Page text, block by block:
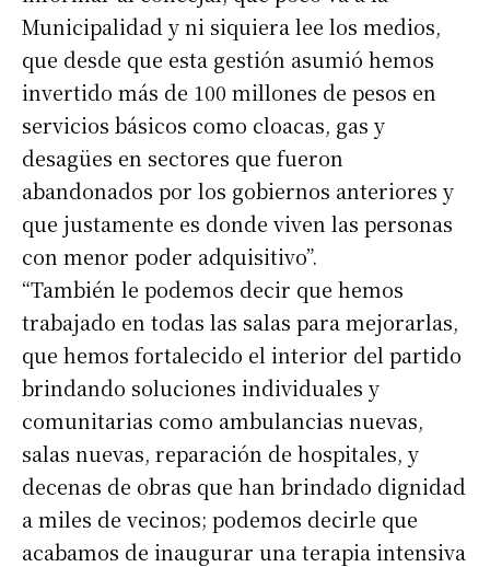
Municipalidad y ni siquiera lee los medios,
que desde que esta gestión asumió hemos
invertido más de 100 millones de pesos en
servicios básicos como cloacas, gas y
desagües en sectores que fueron
abandonados por los gobiernos anteriores y
que justamente es donde viven las personas
con menor poder adquisitivo”.
“También le podemos decir que hemos
trabajado en todas las salas para mejorarlas,
que hemos fortalecido el interior del partido
brindando soluciones individuales y
comunitarias como ambulancias nuevas,
salas nuevas, reparación de hospitales, y
decenas de obras que han brindado dignidad
a miles de vecinos; podemos decirle que
acabamos de inaugurar una terapia intensiva